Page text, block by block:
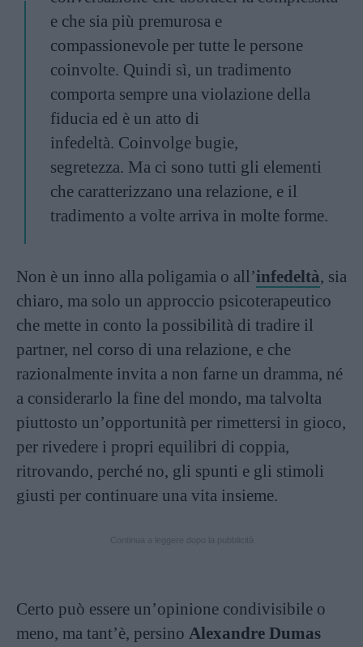
e che sia più premurosa e
compassionevole per tutte le persone
coinvolte. Quindi sì, un tradimento
comporta sempre una violazione della
fiducia ed è un atto di
infedeltà. Coinvolge bugie,
segretezza. Ma ci sono tutti gli elementi
che caratterizzano una relazione, e il
tradimento a volte arriva in molte forme.
Non è un inno alla poligamia o all’infedeltà, sia
chiaro, ma solo un approccio psicoterapeutico
che mette in conto la possibilità di tradire il
partner, nel corso di una relazione, e che
razionalmente invita a non farne un dramma, né
a considerarlo la fine del mondo, ma talvolta
piuttosto un’opportunità per rimettersi in gioco,
per rivedere i propri equilibri di coppia,
ritrovando, perché no, gli spunti e gli stimoli
giusti per continuare una vita insieme.
Certo può essere un’opinione condivisibile o
meno, ma tant’è, persino Alexandre Dumas